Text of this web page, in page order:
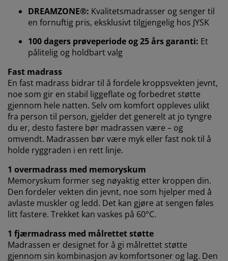
DREAMZONE®: Kvalitetsmadrasser og senger til
en fornuftig pris, eksklusivt tilgjengelig hos JYSK
100 dagers prøveperiode og 25 års garanti: Et
pålitelig og holdbart valg
Fast madrass
En fast madrass bidrar til å fordele kroppsvekten jevnt,
noe som gir en stabil liggeflate og forbedret støtte
gjennom hele natten. Selv om komfort oppleves ulikt
fra person til person, gjelder det generelt at jo tyngre
du er, desto fastere bør madrassen være – og
omvendt. Madrassen bør være myk eller fast nok til å
holde ryggraden i en rett linje.
1 overmadrass med memoryskum
Memoryskum former seg nøyaktig etter kroppen din.
Den fordeler vekten din jevnt, noe som hjelper med å
avlaste muskler og ledd. Det kan gjøre at sengen føles
litt fastere. Trekket kan vaskes på 60°C.
1 fjærmadrass med målrettet støtte
Madrassen er designet for å gi målrettet støtte
gjennom sin kombinasjon av komfortsoner og lag. Den
Når du godtar markedsførings-informasjonskapslene,
deler vi nettleserdataene dine med
markedsføringspartnere (f.eks. Google, Meta og TikTok)
for skreddersydd og statisk annonsering. Du kan lese
mer om formålene under "Tilpass" og når som helst
trekke tilbake samtykket ditt ved å klikke på cookie-
ikonet. Ved å klikke "Godta alle" samtykker du til alle
tre formålene. Les mer om hvordan vi samler inn og
behandler personopplysninger
, samt om vår
informasjonskapselpolicy.